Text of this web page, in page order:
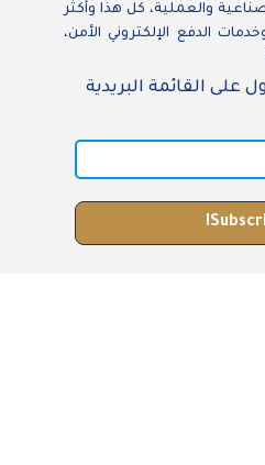
والعملية، كل هذا وأكثر
الدفع الإلكتروني الأمن،
على القائمة البريدية